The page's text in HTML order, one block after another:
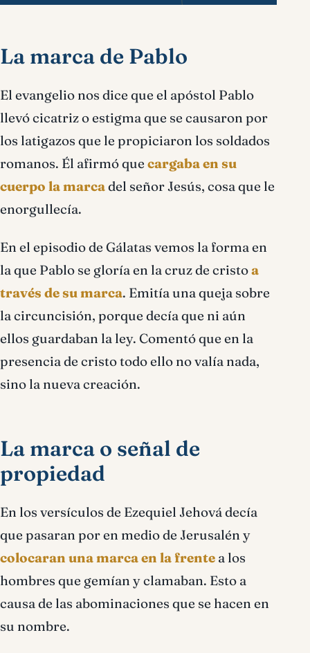
La marca de Pablo
El evangelio nos dice que el apóstol Pablo
llevó cicatriz o estigma que se causaron por
los latigazos que le propiciaron los soldados
romanos. Él afirmó que cargaba en su
cuerpo la marcadel señor Jesús, cosa que le
enorgullecía.
En el episodio de Gálatas vemos la forma en
la que Pablo se gloría en la cruz de cristoa
través de su marca. Emitía una queja sobre
la circuncisión, porque decía que ni aún
ellos guardaban la ley. Comentó que en la
presencia de cristo todo ello no valía nada,
sino la nueva creación.
La marca o señal de
propiedad
En los versículos de Ezequiel Jehová decía
que pasaran por en medio de Jerusalén y
colocaran una marca en la frente a los
hombres que gemían y clamaban. Esto a
causa de las abominaciones que se hacen en
su nombre.